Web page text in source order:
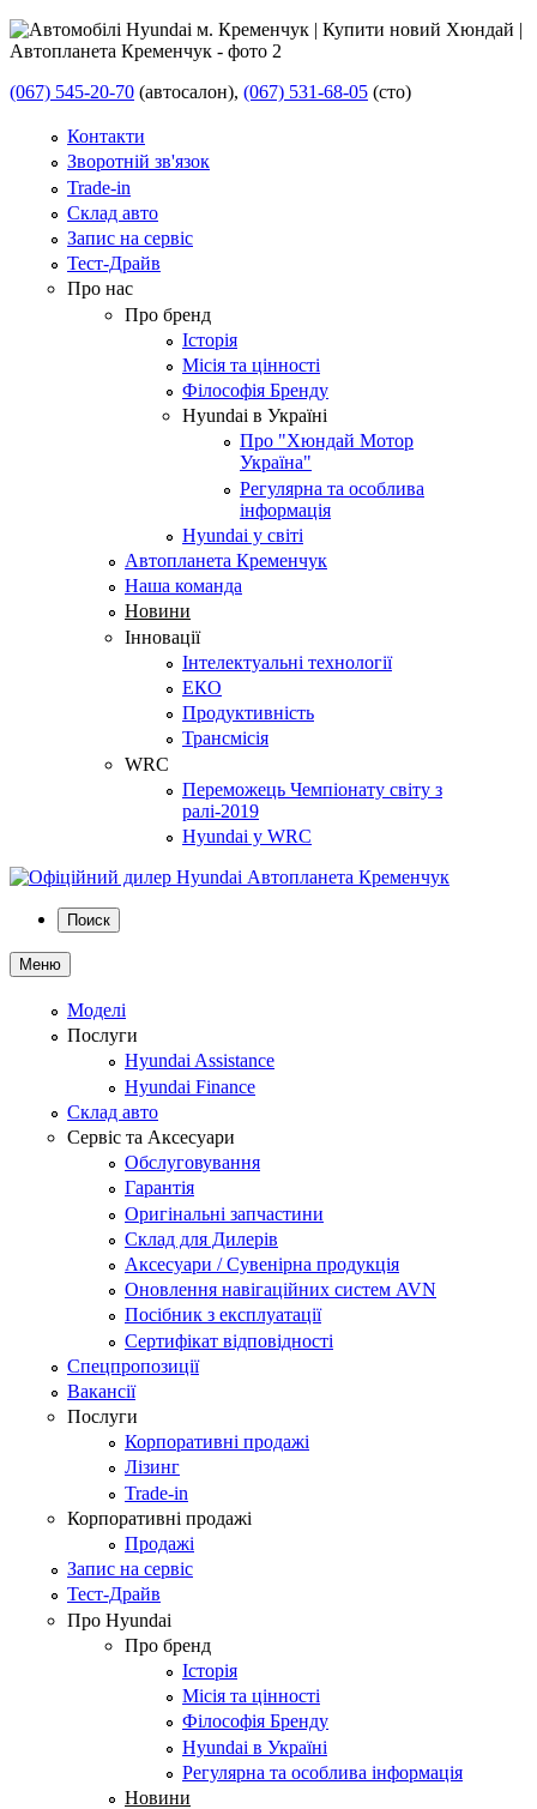
(067) 545-20-70 (автосалон), (067) 531-68-05 (сто)
Контакти
Зворотній зв'язок
Trade-in
Склад авто
Запис на сервіс
Тест-Драйв
Про нас
Про бренд
Історія
Місія та цінності
Філософія Бренду
Hyundai в Україні
Про "Хюндай Мотор
Україна"
Регулярна та особлива
інформація
Hyundai у світі
Автопланета Кременчук
Наша команда
Новини
Інновації
Інтелектуальні технології
ЕКО
Продуктивність
Трансмісія
WRC
Переможець Чемпіонату світу з
ралі-2019
Hyundai у WRC
Поиск
Меню
Моделі
Послуги
Hyundai Assistance
Hyundai Finance
Склад авто
Сервіс та Аксесуари
Обслуговування
Гарантія
Оригінальні запчастини
Склад для Дилерів
Аксесуари / Сувенірна продукція
Оновлення навігаційних систем AVN
Посібник з експлуатації
Сертифікат відповідності
Спецпропозиції
Вакансії
Послуги
Корпоративні продажі
Лізинг
Trade-in
Корпоративні продажі
Продажі
Запис на сервіс
Тест-Драйв
Про Hyundai
Про бренд
Історія
Місія та цінності
Філософія Бренду
Hyundai в Україні
Регулярна та особлива інформація
Новини